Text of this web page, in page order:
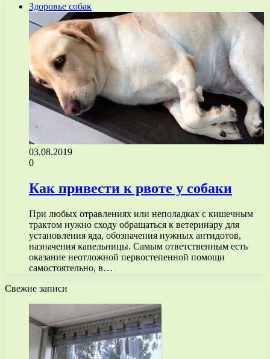
Здоровье собак
03.08.2019
0
Как привести к рвоте у собаки
При любых отравлениях или неполадках с кишечным
трактом нужно сходу обращаться к ветеринару для
установления яда, обозначения нужных антидотов,
назначения капельницы. Самым ответственным есть
оказание неотложной первостепенной помощи
самостоятельно, в…
Свежие записи